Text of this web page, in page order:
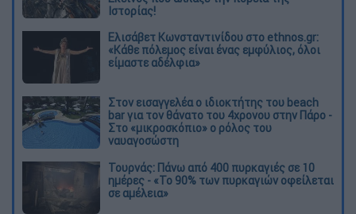
Ιστορίας!
Ελισάβετ Κωνσταντινίδου στο ethnos.gr:
«Κάθε πόλεμος είναι ένας εμφύλιος, όλοι
είμαστε αδέλφια»
Στον εισαγγελέα ο ιδιοκτήτης του beach
bar για τον θάνατο του 4χρονου στην Πάρο -
Στο «μικροσκόπιο» ο ρόλος του
ναυαγοσώστη
Τουρνάς: Πάνω από 400 πυρκαγιές σε 10
ημέρες - «Το 90% των πυρκαγιών οφείλεται
σε αμέλεια»